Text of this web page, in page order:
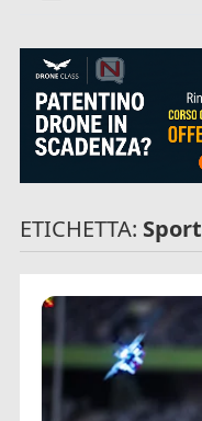
ETICHETTA: